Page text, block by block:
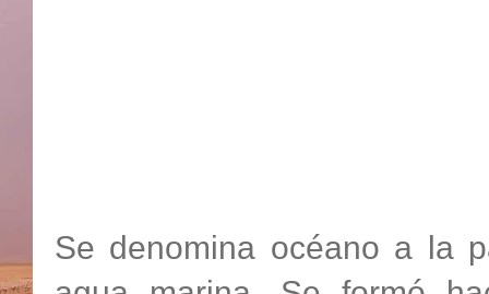
Se denomina océano a la